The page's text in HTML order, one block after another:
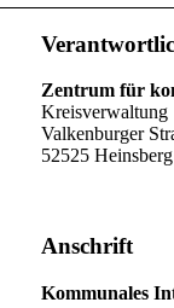
Zentrum für
Kreisverwaltung
Valkenburger
52525 Heinsberg
Anschrift
Kommunales